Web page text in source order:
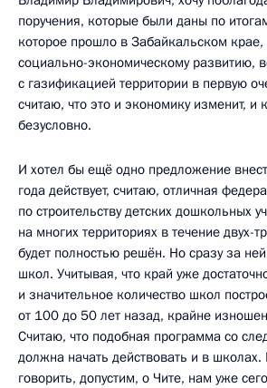
поручения, которые были даны по
которое прошло в Забайкальском
социально-экономическому развитию,
с газификацией территории в первую
считаю, что это и экономику изменит, и
безусловно.
И хотел бы ещё одно предложение
года действует, считаю, отличная
по строительству детских дошкольных
на многих территориях в течение двух-
будет полностью решён. Но сразу за
школ. Учитывая, что край уже
и значительное количество школ
от 100 до 50 лет назад, крайне
Считаю, что подобная программа со
должна начать действовать и в школах.
говорить, допустим, о Чите, нам уже